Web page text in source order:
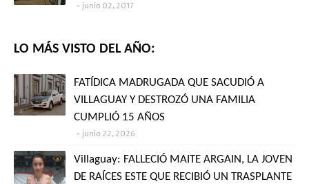
junio 02, 2017
LO MÁS VISTO DEL AÑO:
FATÍDICA MADRUGADA QUE SACUDIÓ A
VILLAGUAY Y DESTROZÓ UNA FAMILIA
CUMPLIÓ 15 AÑOS
junio 22, 2026
Villaguay: FALLECIÓ MAITE ARGAIN, LA JOVEN
DE RAÍCES ESTE QUE RECIBIÓ UN TRASPLANTE